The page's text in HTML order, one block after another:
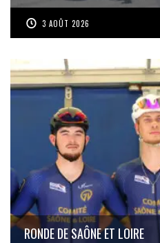
3 AOÛT 2026
RONDE DE SAÔNE ET LOIRE